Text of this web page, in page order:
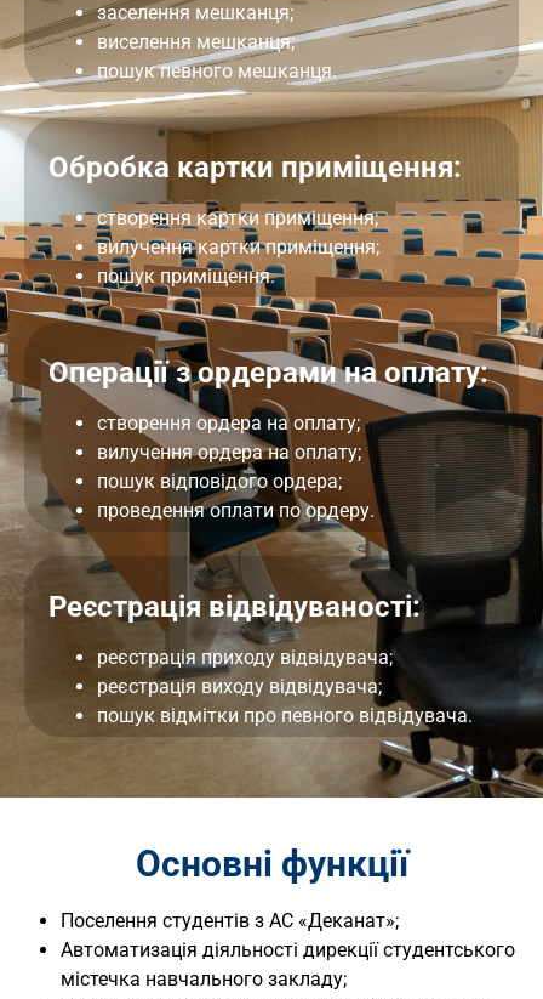
заселення мешканця;
виселення мешканця;
пошук певного мешканця.
Обробка картки приміщення:
створення картки приміщення;
вилучення картки приміщення;
пошук приміщення.
Операції з ордерами на оплату:
створення ордера на оплату;
вилучення ордера на оплату;
пошук відповідого ордера;
проведення оплати по ордеру.
Реєстрація відвідуваності:
реєстрація приходу відвідувача;
реєстрація виходу відвідувача;
пошук відмітки про певного відвідувача.
Основні функції
Поселення студентів з АС «Деканат»;
Автоматизація діяльності дирекції студентського
містечка навчального закладу;